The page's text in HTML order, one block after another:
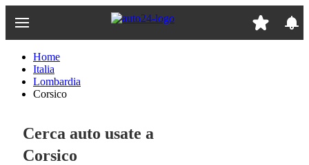
Home
Italia
Lombardia
Corsico
Cerca auto usate a
Corsico